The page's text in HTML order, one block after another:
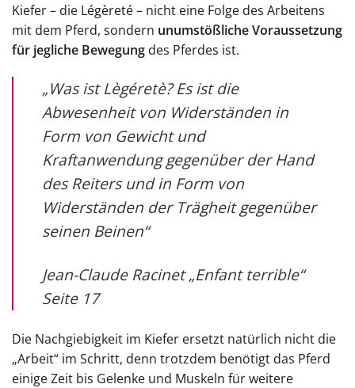
Kiefer – die Légèreté – nicht eine Folge des Arbeitens
mit dem Pferd, sondern unumstößliche Voraussetzung
für jegliche Bewegung des Pferdes ist.
„Was ist Lègéretè? Es ist die
Abwesenheit von Widerständen in
Form von Gewicht und
Kraftanwendung gegenüber der Hand
des Reiters und in Form von
Widerständen der Trägheit gegenüber
seinen Beinen“
Jean-Claude Racinet „Enfant terrible“
Seite 17
Die Nachgiebigkeit im Kiefer ersetzt natürlich nicht die
„Arbeit“ im Schritt, denn trotzdem benötigt das Pferd
einige Zeit bis Gelenke und Muskeln für weitere